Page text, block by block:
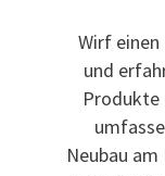
Wirf einen
und
Neubau